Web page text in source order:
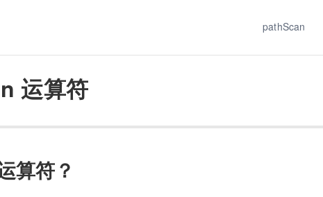
pathScan
运算符
算符？